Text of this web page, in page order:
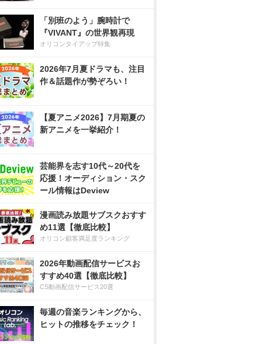
「別班のよう」腕時計で
『VIVANT』の世界観再現
オリコンタイアップ特集
2026年7月夏ドラマも、注目
作＆話題作が勢ぞろい！
【夏アニメ2026】7月期夏の
新アニメを一挙紹介！
芸能界を志す10代～20代を
応援！オーディション・スク
ール情報はDeview
漫画読み放題サブスクおすす
め11選【徹底比較】
オリコン顧客満足度ランキング
2026年動画配信サービスお
すすめ40選【徹底比較】
CS動画配信サービス20選
毎週の音楽ランキングから、
ヒットの推移をチェック！